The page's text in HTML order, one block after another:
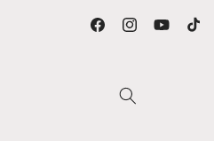
FacebookInstagramYouTubeTikTok